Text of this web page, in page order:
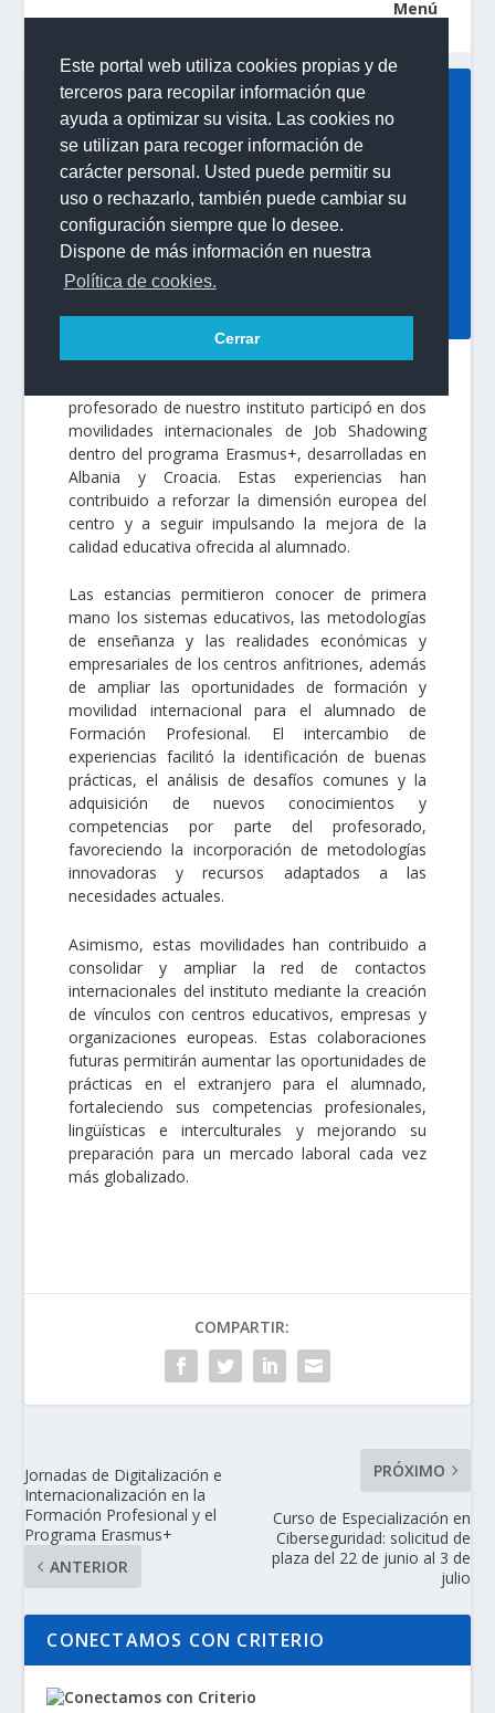
Este portal web utiliza cookies propias y de
terceros para recopilar información que
ayuda a optimizar su visita. Las cookies no
se utilizan para recoger información de
carácter personal. Usted puede permitir su
uso o rechazarlo, también puede cambiar su
configuración siempre que lo desee.
Dispone de más información en nuestra
Política de cookies.
Cerrar
MOVILIDADES
ERASMUS+: EL
INSTITUTO REFUERZA
SU DIMENSIÓN
EUROPEA Y LA CALIDAD
EDUCATIVA
Publicado porIES Puerto de la Cruz - Telesforo Bravo
19/06/2026|Erasmus Plus
profesorado de nuestro instituto participó en dos
movilidades internacionales de Job Shadowing
dentro del programa Erasmus+, desarrolladas en
Albania y Croacia. Estas experiencias han
contribuido a reforzar la dimensión europea del
centro y a seguir impulsando la mejora de la
calidad educativa ofrecida al alumnado.
Las estancias permitieron conocer de primera
mano los sistemas educativos, las metodologías
de enseñanza y las realidades económicas y
empresariales de los centros anfitriones, además
de ampliar las oportunidades de formación y
movilidad internacional para el alumnado de
Formación Profesional. El intercambio de
experiencias facilitó la identificación de buenas
prácticas, el análisis de desafíos comunes y la
adquisición de nuevos conocimientos y
competencias por parte del profesorado,
favoreciendo la incorporación de metodologías
innovadoras y recursos adaptados a las
necesidades actuales.
Asimismo, estas movilidades han contribuido a
consolidar y ampliar la red de contactos
internacionales del instituto mediante la creación
de vínculos con centros educativos, empresas y
organizaciones europeas. Estas colaboraciones
futuras permitirán aumentar las oportunidades de
prácticas en el extranjero para el alumnado,
fortaleciendo sus competencias profesionales,
lingüísticas e interculturales y mejorando su
preparación para un mercado laboral cada vez
más globalizado.
COMPARTIR:
Jornadas de Digitalización e
Internacionalización en la
Formación Profesional y el
Programa Erasmus+
ANTERIOR
PRÓXIMO
Curso de Especialización en
Ciberseguridad: solicitud de
plaza del 22 de junio al 3 de
julio
CONECTAMOS CON CRITERIO